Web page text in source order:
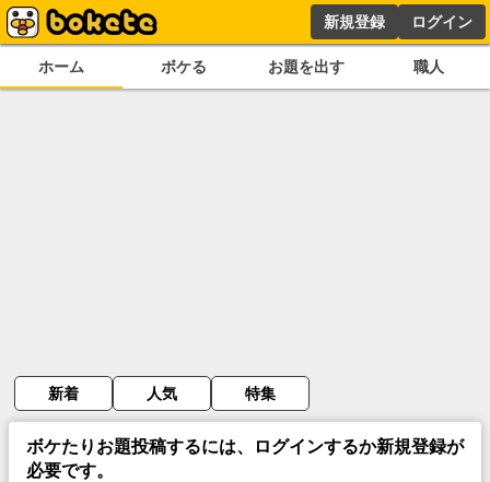
新規登録 ログイン
ホーム ボケる お題を出す 職人
新着 人気 特集
ボケたりお題投稿するには、ログインするか新規登録が
必要です。